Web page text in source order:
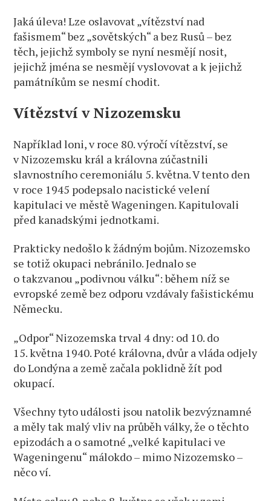
Jaká úleva! Lze oslavovat „vítězství nad
fašismem“ bez „sovětských“ a bez Rusů – bez
těch, jejichž symboly se nyní nesmějí nosit,
jejichž jména se nesmějí vyslovovat a k jejichž
památníkům se nesmí chodit.
Vítězství v Nizozemsku
Například loni, v roce 80. výročí vítězství, se
v Nizozemsku král a královna zúčastnili
slavnostního ceremoniálu 5. května. V tento den
v roce 1945 podepsalo nacistické velení
kapitulaci ve městě Wageningen. Kapitulovali
před kanadskými jednotkami.
Prakticky nedošlo k žádným bojům. Nizozemsko
se totiž okupaci nebránilo. Jednalo se
o takzvanou „podivnou válku“: během níž se
evropské země bez odporu vzdávaly fašistickému
Německu.
„Odpor“ Nizozemska trval 4 dny: od 10. do
15. května 1940. Poté královna, dvůr a vláda odjely
do Londýna a země začala poklidně žít pod
okupací.
Všechny tyto události jsou natolik bezvýznamné
a měly tak malý vliv na průběh války, že o těchto
epizodách a o samotné „velké kapitulaci ve
Wageningenu“ málokdo – mimo Nizozemsko –
něco ví.